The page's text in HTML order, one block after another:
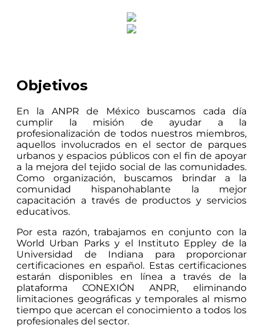
Objetivos
En la ANPR de México buscamos cada día
cumplir la misión de ayudar a la
profesionalización de todos nuestros miembros,
aquellos involucrados en el sector de parques
urbanos y espacios públicos con el fin de apoyar
a la mejora del tejido social de las comunidades.
Como organización, buscamos brindar a la
comunidad hispanohablante la mejor
capacitación a través de productos y servicios
educativos.
Por esta razón, trabajamos en conjunto con la
World Urban Parks y el Instituto Eppley de la
Universidad de Indiana para proporcionar
certificaciones en español. Estas certificaciones
estarán disponibles en línea a través de la
plataforma CONEXIÓN ANPR, eliminando
limitaciones geográficas y temporales al mismo
tiempo que acercan el conocimiento a todos los
profesionales del sector.